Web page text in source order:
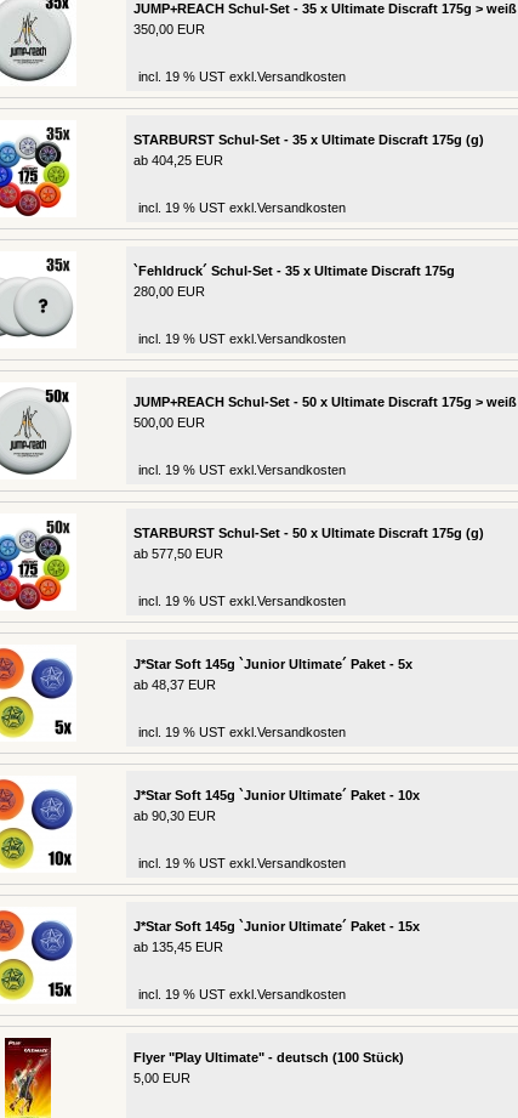
JUMP+REACH Schul-Set - 35 x Ultimate Discraft 175g > weiß
350,00 EUR
incl. 19 % UST exkl. Versandkosten
STARBURST Schul-Set - 35 x Ultimate Discraft 175g (g)
ab 404,25 EUR
incl. 19 % UST exkl. Versandkosten
`Fehldruck´ Schul-Set - 35 x Ultimate Discraft 175g
280,00 EUR
incl. 19 % UST exkl. Versandkosten
JUMP+REACH Schul-Set - 50 x Ultimate Discraft 175g > weiß
500,00 EUR
incl. 19 % UST exkl. Versandkosten
STARBURST Schul-Set - 50 x Ultimate Discraft 175g (g)
ab 577,50 EUR
incl. 19 % UST exkl. Versandkosten
J*Star Soft 145g `Junior Ultimate´ Paket - 5x
ab 48,37 EUR
incl. 19 % UST exkl. Versandkosten
J*Star Soft 145g `Junior Ultimate´ Paket - 10x
ab 90,30 EUR
incl. 19 % UST exkl. Versandkosten
J*Star Soft 145g `Junior Ultimate´ Paket - 15x
ab 135,45 EUR
incl. 19 % UST exkl. Versandkosten
Flyer "Play Ultimate" - deutsch (100 Stück)
5,00 EUR